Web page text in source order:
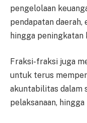
pengelolaan
pendapatan
hingga
Fraksi-fraksi juga
untuk terus
akuntabilitas dalam
pelaksanaan,